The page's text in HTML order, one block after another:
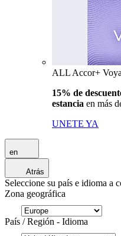
ALL Accor+
15% de
estancia en más
UNETE YA
en
Atrás
Seleccione su país e idioma a
Zona geográfica
País / Región - Idioma